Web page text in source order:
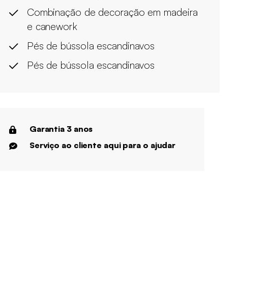
Combinação de decoração em madeira
e canework
Pés de bússola escandinavos
Pés de bússola escandinavos
Garantia 3 anos
Serviço ao cliente aqui para o ajudar